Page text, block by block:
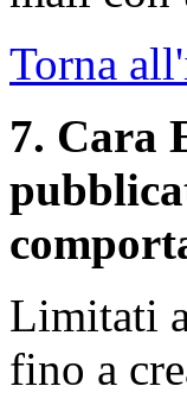
Torna
7. Cara
Limitati
fino a